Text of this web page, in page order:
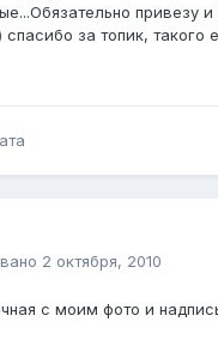
привезу
спасибо за топик, такого
2 октября, 2010
с моим фото и